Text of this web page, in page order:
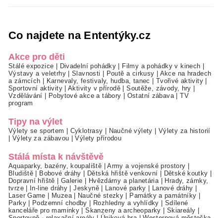
Co najdete na Ententýky.cz
Akce pro děti
Stálé expozice Divadelní pohádky Filmy a pohádky v kinech
Výstavy a veletrhy|Slavnosti Poutě a cirkusy
Akce na hradech
a zámcích
Karnevaly, festivaly, hudba, tanec Tvořivé aktivity
Sportovní aktivity|Aktivity v přírodě |Soutěže, závody, hry
Vzdělávání
Pobytové akce a tábory Ostatní zábava|TV
program
Tipy na výlet
Výlety se sportem Cyklotrasy Naučné výlety
Výlety za historií
Výlety za zábavou |Výlety přírodou
Stálá místa k návštěvě
Aquaparky, bazény, koupaliště |Army a vojenské prostory
Bludiště
Bobové dráhy Dětská hřiště venkovní Dětské koutky
Dopravní hřiště
Galerie Hvězdárny a planetária|
Hrady, zámky,
tvrze| In-line dráhy |Jeskyně| Lanové parky Lanové dráhy
Laser Game
Muzea| Naučné stezky Památky a památníky
Parky| Podzemní chodby Rozhledny a vyhlídky
Sdílené
kanceláře pro maminky |Skanzeny a archeoparky Skiareály